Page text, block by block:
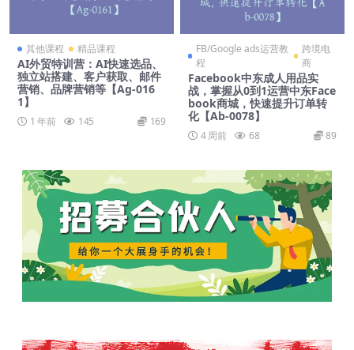
其他课程 精品课程
AI外贸特训营：AI快速选品、
独立站搭建、客户获取、邮件
营销、品牌营销等【Ag-016
1】
1 年前 145 169
FB/Google ads运营教
程
跨境电
商
Facebook中东成人用品实
战，掌握从0到1运营中东Face
book商城，快速提升订单转
化【Ab-0078】
4 周前 68 89